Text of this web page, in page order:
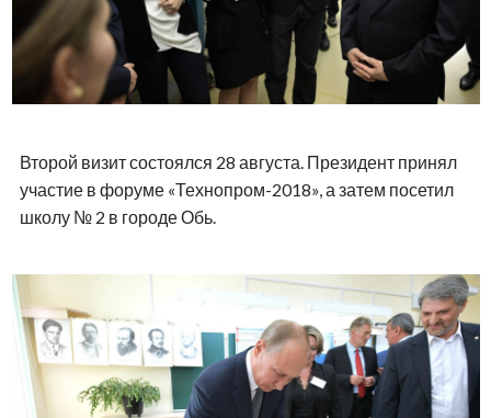
Второй визит состоялся 28 августа. Президент принял
участие в форуме «Технопром-2018», а затем посетил
школу № 2 в городе Обь.